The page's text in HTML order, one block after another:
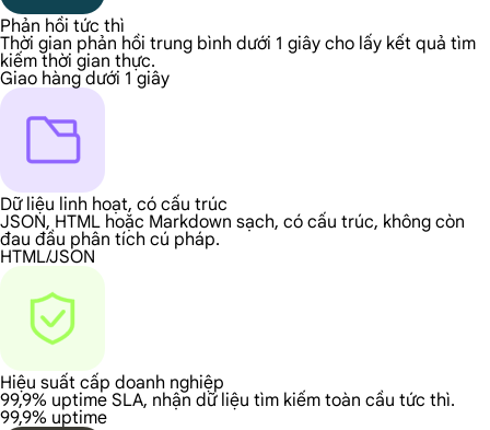
Phản hồi tức thì
Thời gian phản hồi trung bình dưới 1 giây cho lấy kết quả tìm
kiếm thời gian thực.
Giao hàng dưới 1 giây
Dữ liệu linh hoạt, có cấu trúc
JSON, HTML hoặc Markdown sạch, có cấu trúc, không còn
đau đầu phân tích cú pháp.
HTML/JSON
Hiệu suất cấp doanh nghiệp
99,9% uptime SLA, nhận dữ liệu tìm kiếm toàn cầu tức thì.
99,9% uptime